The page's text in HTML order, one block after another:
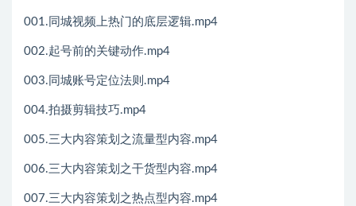
001.同城视频上热门的底层逻辑.mp4
002.起号前的关键动作.mp4
003.同城账号定位法则.mp4
004.拍摄剪辑技巧.mp4
005.三大内容策划之流量型内容.mp4
006.三大内容策划之干货型内容.mp4
007.三大内容策划之热点型内容.mp4